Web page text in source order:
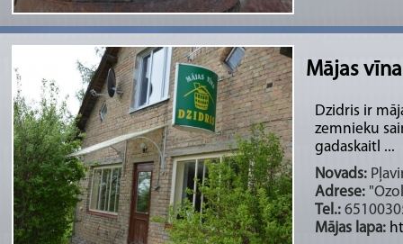
Mājas
Dzidris ir
zemnieku
gadaskaitl ...
Novads:
Adrese:
Tel.:
Mājas lapa: